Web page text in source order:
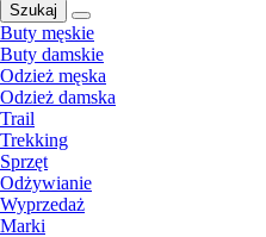
Szukaj
Buty męskie
Buty damskie
Odzież męska
Odzież damska
Trail
Trekking
Sprzęt
Odżywianie
Wyprzedaż
Marki